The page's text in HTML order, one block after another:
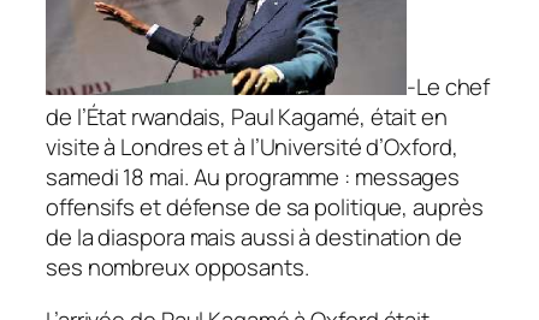
-Le chef
de l’État rwandais, Paul Kagamé, était en
visite à Londres et à l’Université d’Oxford,
samedi 18 mai. Au programme : messages
offensifs et défense de sa politique, auprès
de la diaspora mais aussi à destination de
ses nombreux opposants.